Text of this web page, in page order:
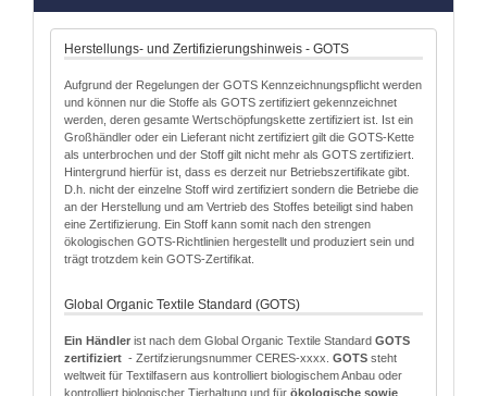
Herstellungs- und Zertifizierungshinweis - GOTS
Aufgrund der Regelungen der GOTS Kennzeichnungspflicht werden
und können nur die Stoffe als GOTS zertifiziert gekennzeichnet
werden, deren gesamte Wertschöpfungskette zertifiziert ist. Ist ein
Großhändler oder ein Lieferant nicht zertifiziert gilt die GOTS-Kette
als unterbrochen und der Stoff gilt nicht mehr als GOTS zertifiziert.
Hintergrund hierfür ist, dass es derzeit nur Betriebszertifikate gibt.
D.h. nicht der einzelne Stoff wird zertifiziert sondern die Betriebe die
an der Herstellung und am Vertrieb des Stoffes beteiligt sind haben
eine Zertifizierung. Ein Stoff kann somit nach den strengen
ökologischen GOTS-Richtlinien hergestellt und produziert sein und
trägt trotzdem kein GOTS-Zertifikat.
Global Organic Textile Standard (GOTS)
Ein Händler ist nach dem Global Organic Textile Standard GOTS
zertifiziert - Zertifzierungsnummer CERES-xxxx. GOTS steht
weltweit für Textilfasern aus kontrolliert biologischem Anbau oder
kontrolliert biologischer Tierhaltung und für ökologische sowie